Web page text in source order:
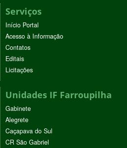
Serviços
Início Portal
Acesso à Informação
Contatos
Editais
Licitações
Unidades IF Farroupilha
Gabinete
Alegrete
Caçapava do Sul
CR São Gabriel